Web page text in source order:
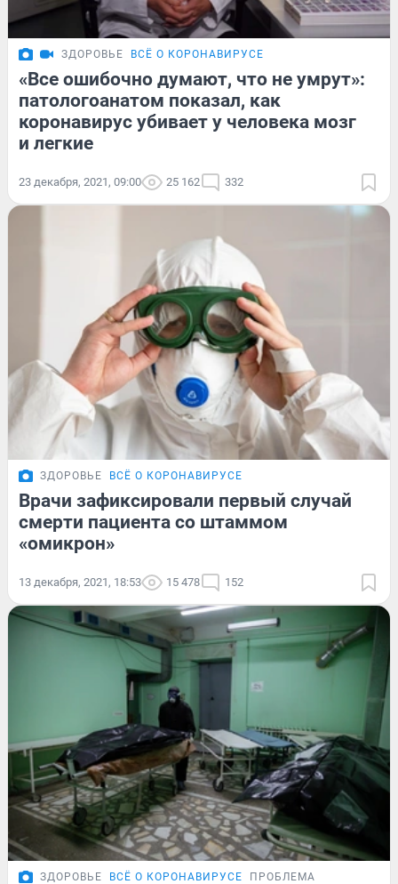
ЗДОРОВЬЕ ВСЁ О КОРОНАВИРУСЕ
«Все ошибочно думают, что не умрут»:
патологоанатом показал, как
коронавирус убивает у человека мозг
и легкие
23 декабря, 2021, 09:00 25 162 332
ЗДОРОВЬЕ ВСЁ О КОРОНАВИРУСЕ
Врачи зафиксировали первый случай
смерти пациента со штаммом
«омикрон»
13 декабря, 2021, 18:53 15 478 152
ЗДОРОВЬЕ ВСЁ О КОРОНАВИРУСЕ ПРОБЛЕМА